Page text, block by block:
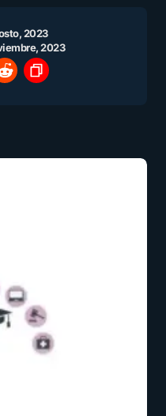
2023
2023